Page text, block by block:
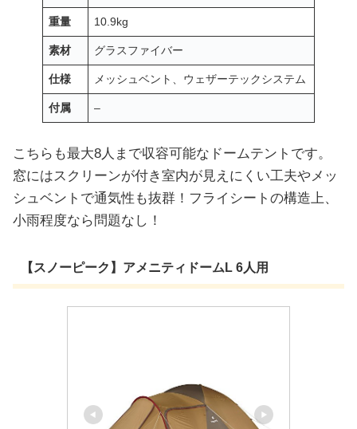
重量 10.9kg
素材 グラスファイバー
仕様 メッシュベント、ウェザーテックシステム
付属 –
こちらも最大8人まで収容可能なドームテントです。
窓にはスクリーンが付き室内が見えにくい工夫やメッ
シュベントで通気性も抜群！フライシートの構造上、
小雨程度なら問題なし！
【スノーピーク】アメニティドームL 6人用